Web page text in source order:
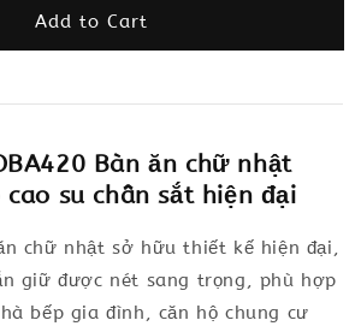
Add to Cart
Bàn ăn chữ nhật
cao su chân sắt hiện đại
chữ nhật sở hữu thiết kế hiện đại,
giữ được nét sang trọng, phù hợp
bếp gia đình, căn hộ chung cư